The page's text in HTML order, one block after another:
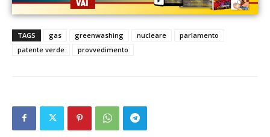
TAGS gas greenwashing nucleare
parlamento
patente verde
provvedimento